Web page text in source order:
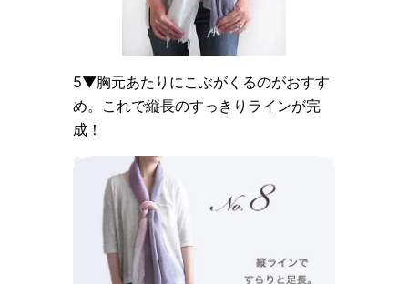
5▼胸元あたりにこぶがくるのがおすす
め。これで縦長のすっきりラインが完
成！